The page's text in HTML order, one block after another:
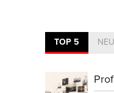
TOP 5